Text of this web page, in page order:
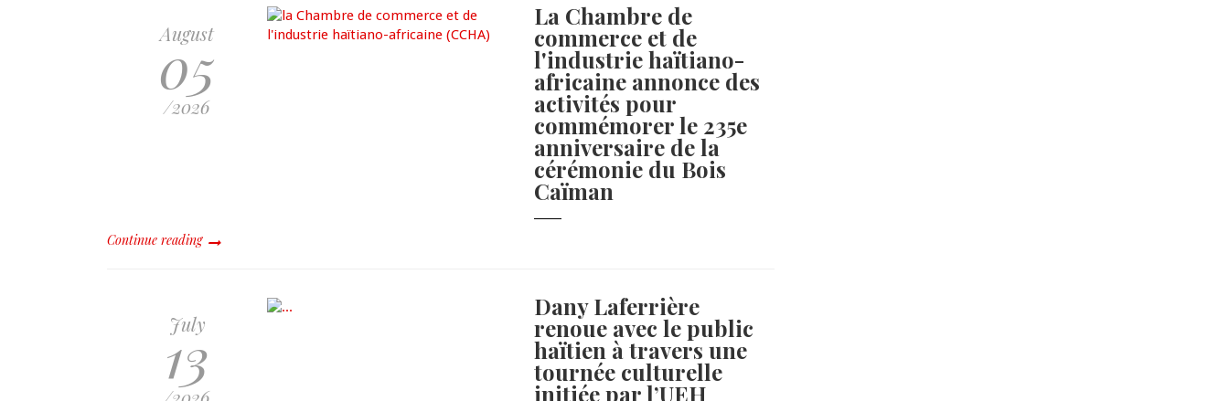
August
05
/2026
La Chambre de
commerce et de
l'industrie haïtiano-
africaine annonce des
activités pour
commémorer le 235e
anniversaire de la
cérémonie du Bois
Caïman
Continue reading
July
13
Dany Laferrière
renoue avec le public
haïtien à travers une
tournée culturelle
initiée par l’UEH